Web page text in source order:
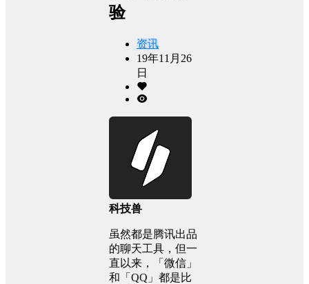
验
资讯
19年11月26
日
科技兽
虽然都是腾讯出品
的聊天工具，但一
直以来，「微信」
和「QQ」都是比